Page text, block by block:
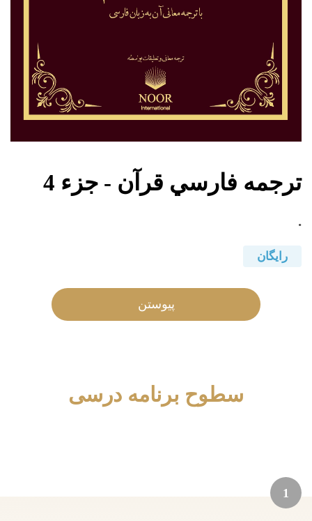
ترجمه فارسي قرآن - جزء 4
.
رایگان
پیوستن
سطوح برنامه درسی
1